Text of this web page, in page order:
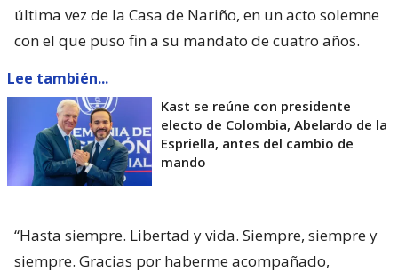
última vez de la Casa de Nariño, en un acto solemne
con el que puso fin a su mandato de cuatro años.
Lee también...
Kast se reúne con presidente
electo de Colombia, Abelardo de la
Espriella, antes del cambio de
mando
“Hasta siempre. Libertad y vida. Siempre, siempre y
siempre. Gracias por haberme acompañado,